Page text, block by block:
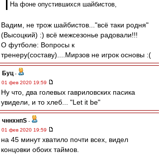
На фоне опустившихся шайбистов,
Вадим, не трож шайбистов..."всё таки родня"
(Высоцкий) :) всё межсезонье радовали!!!
О футболе: Вопросы к
тренеру(составу)....Мирзов не игрок основы :(
Буц -
01 фев 2020 19:59
Ну что, два голевых гавриловских пасика
увидели, и то хлеб... "Let it be"
чннхнпS -
01 фев 2020 19:59
на 45 минут хватило почти всех, видел
концовки обоих таймов.